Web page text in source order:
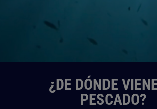
¿DE DÓNDE
PESCADO?